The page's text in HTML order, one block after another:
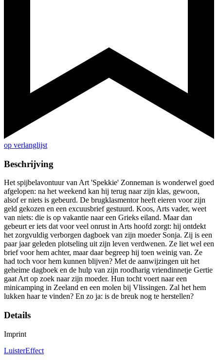
op verlanglijst
Beschrijving
Het spijbelavontuur van Art 'Spekkie' Zonneman is wonderwel goed
afgelopen: na het weekend kan hij terug naar zijn klas, gewoon,
alsof er niets is gebeurd. De brugklasmentor heeft eieren voor zijn
geld gekozen en een excuusbrief gestuurd. Koos, Arts vader, weet
van niets: die is op vakantie naar een Grieks eiland. Maar dan
gebeurt er iets dat voor veel onrust in Arts hoofd zorgt: hij ontdekt
het zorgvuldig verborgen dagboek van zijn moeder Sonja. Zij is een
paar jaar geleden plotseling uit zijn leven verdwenen. Ze liet wel een
brief voor hem achter, maar daar begreep hij toen weinig van. Ze
had toch voor hem kunnen blijven? Met de aanwijzingen uit het
geheime dagboek en de hulp van zijn roodharig vriendinnetje Gertie
gaat Art op zoek naar zijn moeder. Hun tocht voert naar een
minicamping in Zeeland en een molen bij Vlissingen. Zal het hem
lukken haar te vinden? En zo ja: is de breuk nog te herstellen?
Details
Imprint
LuisterEffect